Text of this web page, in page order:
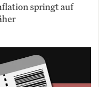
springt auf